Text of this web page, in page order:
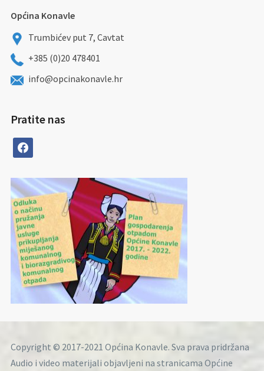
Općina Konavle
Trumbićev put 7, Cavtat
+385 (0)20 478401
info@opcinakonavle.hr
Pratite nas
facebook
Copyright © 2017-2021 Općina Konavle. Sva prava pridržana
Audio i video materijali objavljeni na stranicama Općine